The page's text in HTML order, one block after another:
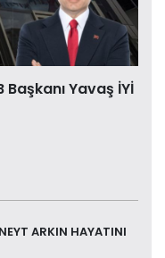
Başkanı Yavaş İYİ
ARKIN HAYATINI